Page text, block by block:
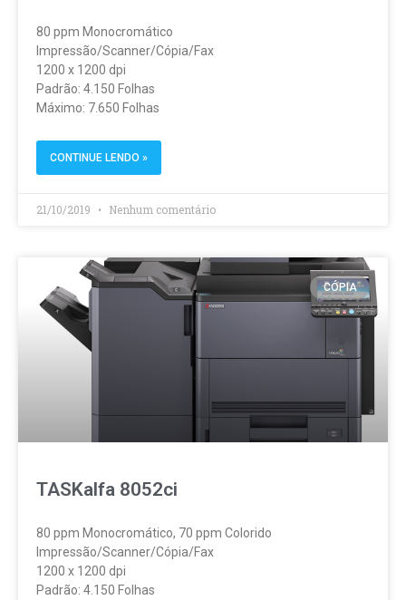
80 ppm Monocromático
Impressão/Scanner/Cópia/Fax
1200 x 1200 dpi
Padrão: 4.150 Folhas
Máximo: 7.650 Folhas
CONTINUE LENDO »
21/10/2019 Nenhum comentário
CÓPIA
TASKalfa 8052ci
80 ppm Monocromático, 70 ppm Colorido
Impressão/Scanner/Cópia/Fax
1200 x 1200 dpi
Padrão: 4.150 Folhas